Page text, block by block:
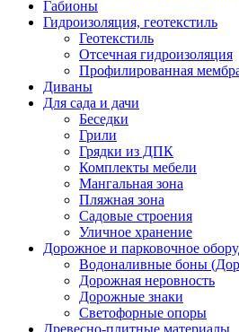
Габионы
Гидроизоляция, геотекстиль
Геотекстиль
Отсечная гидроизоляция
Профилированная
Диваны
Для сада и дачи
Беседки
Грили
Грядки из ДПК
Комплекты мебели
Мангальная зона
Пляжная зона
Садовые строения
Уличное хранение
Дорожное и парковочное
Водоналивные боны
Дорожная неровность
Дорожные знаки
Светофорные опоры